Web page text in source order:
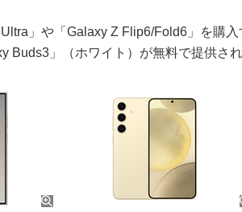
」や「Galaxy Z Flip6/Fold6」を購入
Buds3」（ホワイト）が無料で提供され